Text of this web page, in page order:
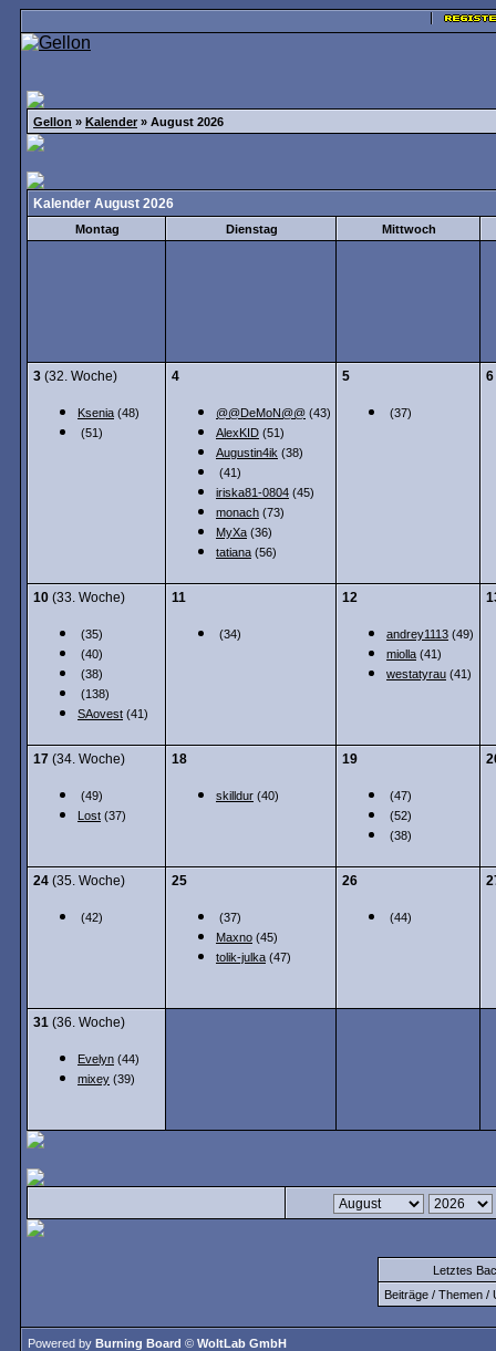
Gellon » Kalender » August 2026
Kalender August 2026
Montag Dienstag Mittwoch
3 (32. Woche)
Ksenia (48)
(51)
4
@@DeMoN@@ (43)
AlexKID (51)
Augustin4ik (38)
(41)
iriska81-0804 (45)
monach (73)
MyXa (36)
tatiana (56)
5
(37)
6
10 (33. Woche)
(35)
(40)
(38)
(138)
SAovest (41)
11
(34)
12
andrey1113 (49)
miolla (41)
westatyrau (41)
17 (34. Woche)
(49)
Lost (37)
18
skilldur (40)
19
(47)
(52)
(38)
24 (35. Woche)
(42)
25
(37)
Maxno (45)
tolik-julka (47)
26
(44)
31 (36. Woche)
Evelyn (44)
mixey (39)
Letztes
Beiträge / Themen /
Powered by Burning Board © WoltLab GmbH